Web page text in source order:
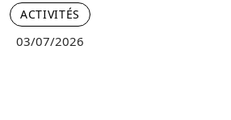
ACTIVITÉS
03/07/2026